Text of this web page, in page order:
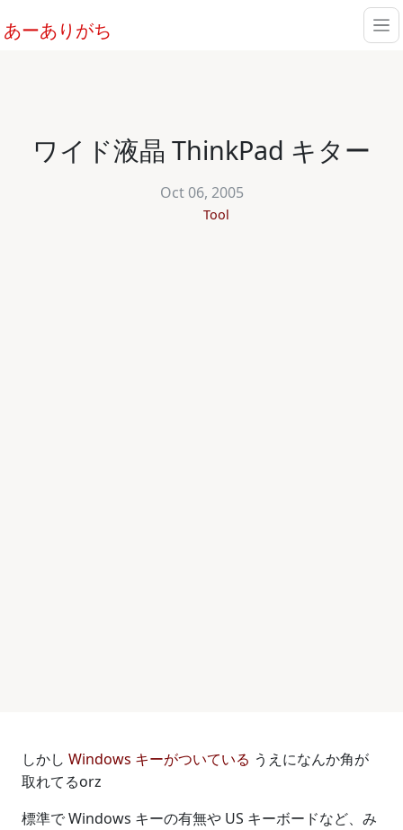
あーありがち
ワイド液晶 ThinkPad キター
Oct 06, 2005
Tool
しかし Windows キーがついている うえになんか角が
取れてるorz
標準で Windows キーの有無や US キーボードなど、み